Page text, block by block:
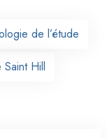
de l’étude
Hill